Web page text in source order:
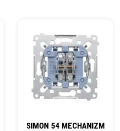
SIMON 54 MECHANIZM